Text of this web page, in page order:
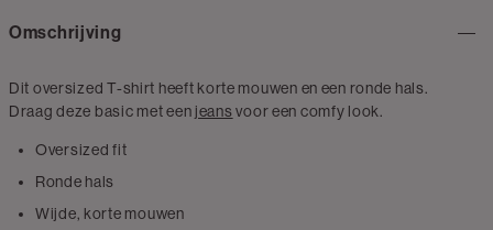
Omschrijving
Dit oversized T-shirt heeft korte mouwen en een ronde hals.
Draag deze basic met een jeansvoor een comfy look.
Oversized fit
Ronde hals
Wijde, korte mouwen